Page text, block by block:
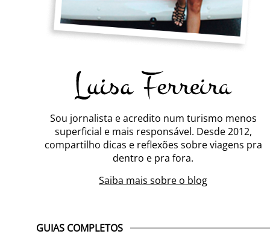
Sou jornalista e acredito num turismo menos
superficial e mais responsável. Desde 2012,
compartilho dicas e reflexões sobre viagens pra
dentro e pra fora.
Saiba mais sobre o blog
GUIAS COMPLETOS